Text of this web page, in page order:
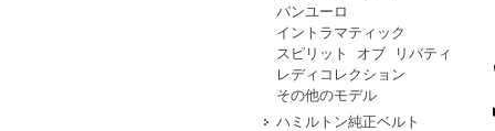
パンユーロ
イントラマティック
スピリット オブ リバティ
レディコレクション
その他のモデル
ハミルトン純正ベルト